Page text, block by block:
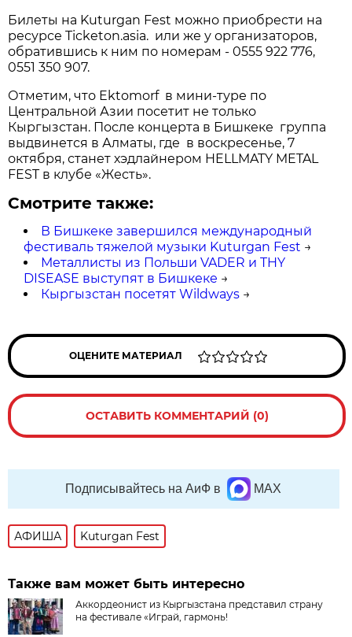
Билеты на Kuturgan Fest можно приобрести на
ресурсе Ticketon.asia. или же у организаторов,
обратившись к ним по номерам - 0555 922 776,
0551 350 907.
Отметим, что Ektomorf в мини-туре по
Центральной Азии посетит не только
Кыргызстан. После концерта в Бишкеке группа
выдвинется в Алматы, где в воскресенье, 7
октября, станет хэдлайнером HELLMATY METAL
FEST в клубе «Жесть».
Смотрите также:
В Бишкеке завершился международный
фестиваль тяжелой музыки Kuturgan Fest →
Металлисты из Польши VADER и THY
DISEASE выступят в Бишкеке →
Кыргызстан посетят Wildways →
ОЦЕНИТЕ МАТЕРИАЛ
ОСТАВИТЬ КОММЕНТАРИЙ (0)
Подписывайтесь на АиФ в MAX
АФИША Kuturgan Fest
Также вам может быть интересно
Аккордеонист из Кыргызстана представил страну
на фестивале «Играй, гармонь!